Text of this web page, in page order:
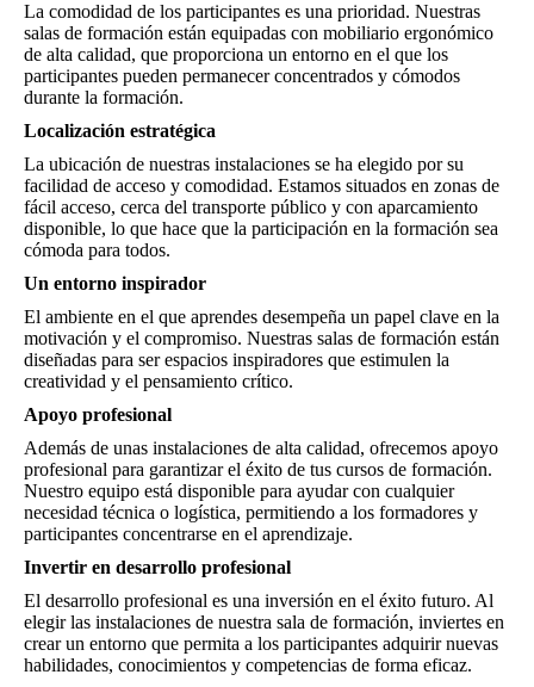
La comodidad de los participantes es una prioridad. Nuestras
salas de formación están equipadas con mobiliario ergonómico
de alta calidad, que proporciona un entorno en el que los
participantes pueden permanecer concentrados y cómodos
durante la formación.
Localización estratégica
La ubicación de nuestras instalaciones se ha elegido por su
facilidad de acceso y comodidad. Estamos situados en zonas de
fácil acceso, cerca del transporte público y con aparcamiento
disponible, lo que hace que la participación en la formación sea
cómoda para todos.
Un entorno inspirador
El ambiente en el que aprendes desempeña un papel clave en la
motivación y el compromiso. Nuestras salas de formación están
diseñadas para ser espacios inspiradores que estimulen la
creatividad y el pensamiento crítico.
Apoyo profesional
Además de unas instalaciones de alta calidad, ofrecemos apoyo
profesional para garantizar el éxito de tus cursos de formación.
Nuestro equipo está disponible para ayudar con cualquier
necesidad técnica o logística, permitiendo a los formadores y
participantes concentrarse en el aprendizaje.
Invertir en desarrollo profesional
El desarrollo profesional es una inversión en el éxito futuro. Al
elegir las instalaciones de nuestra sala de formación, inviertes en
crear un entorno que permita a los participantes adquirir nuevas
habilidades, conocimientos y competencias de forma eficaz.